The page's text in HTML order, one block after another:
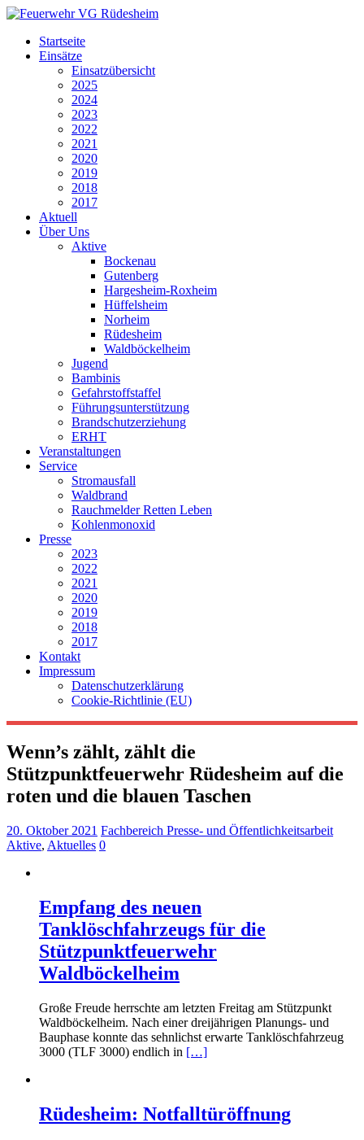
Startseite
Einsätze
Einsatzübersicht
2025
2024
2023
2022
2021
2020
2019
2018
2017
Aktuell
Über Uns
Aktive
Bockenau
Gutenberg
Hargesheim-Roxheim
Hüffelsheim
Norheim
Rüdesheim
Waldböckelheim
Jugend
Bambinis
Gefahrstoffstaffel
Führungsunterstützung
Brandschutzerziehung
ERHT
Veranstaltungen
Service
Stromausfall
Waldbrand
Rauchmelder Retten Leben
Kohlenmonoxid
Presse
2023
2022
2021
2020
2019
2018
2017
Kontakt
Impressum
Datenschutzerklärung
Cookie-Richtlinie (EU)
Wenn’s zählt, zählt die
Stützpunktfeuerwehr Rüdesheim auf die
roten und die blauen Taschen
20. Oktober 2021 Fachbereich Presse- und Öffentlichkeitsarbeit
Aktive, Aktuelles 0
Empfang des neuen
Tanklöschfahrzeugs für die
Stützpunktfeuerwehr
Waldböckelheim
Große Freude herrschte am letzten Freitag am Stützpunkt
Waldböckelheim. Nach einer dreijährigen Planungs- und
Bauphase konnte das sehnlichst erwarte Tanklöschfahrzeug
3000 (TLF 3000) endlich in […]
Rüdesheim: Notfalltüröffnung